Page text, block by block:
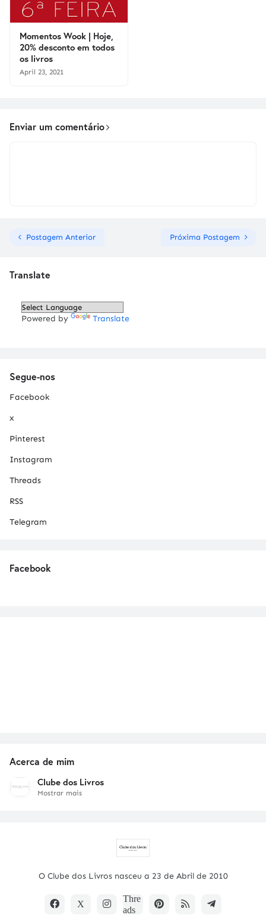
Momentos Wook | Hoje,
20% desconto em todos
os livros
April 23, 2021
Enviar um comentário
Postagem Anterior Próxima Postagem
Translate
Powered by Translate
Segue-nos
Facebook
x
Pinterest
Instagram
Threads
RSS
Telegram
Facebook
Acerca de mim
Clube dos Livros
Mostrar mais
O Clube dos Livros nasceu a 23 de Abril de 2010